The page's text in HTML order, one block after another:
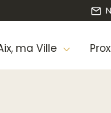
ma Ville